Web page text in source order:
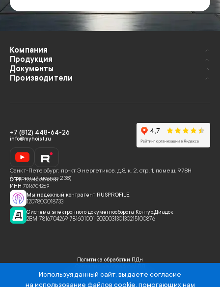
+7 (812) 448-64-26
info@myhoist.ru
Санкт-Петербург, пр-кт Энергетиков, д.8, к. 2, стр. 1, помещ. 978Н
(условный номер 238)
ОГРН1207800018733
ИНН7816704269
Мы надежный контрагент RUSPROFILE
1207800018733
Система электронного документооборота Контур.Диадок
2BM-7816704269-781601001-202003130130215100876
Компания
Продукция
Документы
Производители
Политика обработки ПДн
Политика использования cookies
Используя данный сайт, вы даете согласие
на использование файлов cookie , помогающих нам